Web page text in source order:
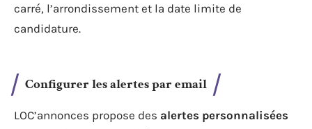
carré, l’arrondissement et la date limite de
candidature.
Configurer les alertes par email
LOC’annonces propose des alertes personnalisées